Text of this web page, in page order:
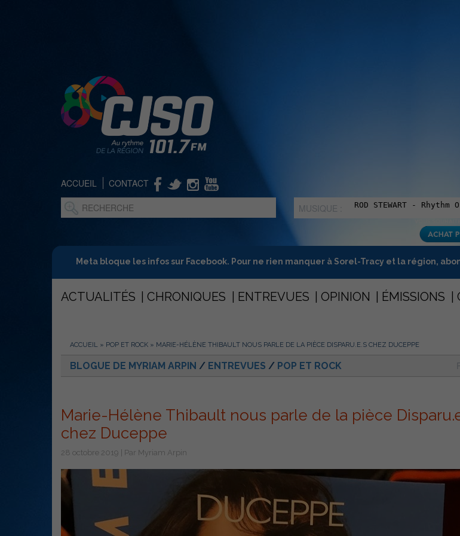
ACCUEIL CONTACT
MUSIQUE :
Meta bloque les infos sur Facebook. Pour ne rien manquer à Sorel-Tracy et la région,
ACTUALITÉS CHRONIQUES ENTREVUES OPINION ÉMISSIONS
ACCUEIL » POP ET ROCK » MARIE-HÉLÈNE THIBAULT NOUS PARLE DE LA PIÈCE DISPARU.E.S CHEZ DUCEPPE
BLOGUE DE MYRIAM ARPIN / ENTREVUES / POP ET ROCK
Marie-Hélène Thibault nous parle de la pièce
chez Duceppe
28 octobre 2019 | Par Myriam Arpin